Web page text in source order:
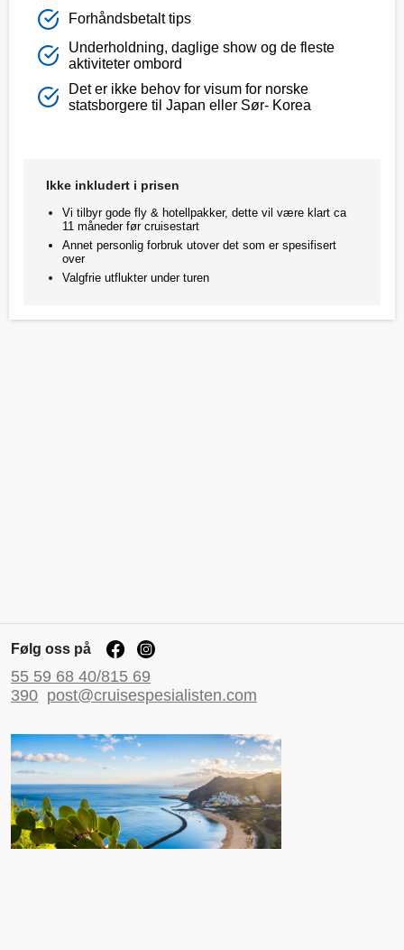
Forhåndsbetalt tips
Underholdning, daglige show og de fleste
aktiviteter ombord
Det er ikke behov for visum for norske
statsborgere til Japan eller Sør- Korea
Ikke inkludert i prisen
Vi tilbyr gode fly & hotellpakker, dette vil være klart ca
11 måneder før cruisestart
Annet personlig forbruk utover det som er spesifisert
over
Valgfrie utflukter under turen
Følg oss på
55 59 68 40/815 69
390 post@cruisespesialisten.com